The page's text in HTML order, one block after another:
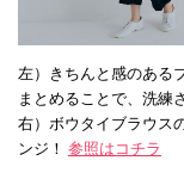
左）きちんと感のある
まとめることで、洗練
右）ボウタイブラウス
ンジ！ 参照はコチラ